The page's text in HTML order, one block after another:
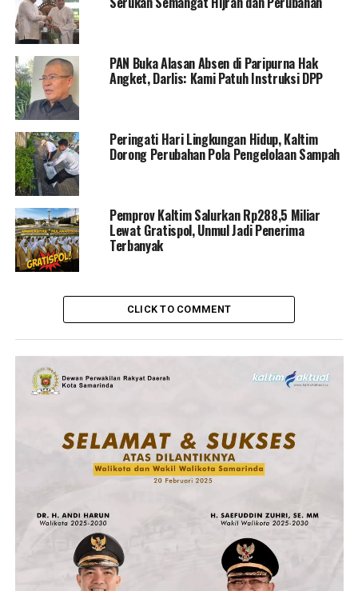
PAN Buka Alasan Absen di Paripurna Hak
Angket, Darlis: Kami Patuh Instruksi DPP
Peringati Hari Lingkungan Hidup, Kaltim
Dorong Perubahan Pola Pengelolaan Sampah
Pemprov Kaltim Salurkan Rp288,5 Miliar
Lewat Gratispol, Unmul Jadi Penerima
Terbanyak
CLICK TO COMMENT